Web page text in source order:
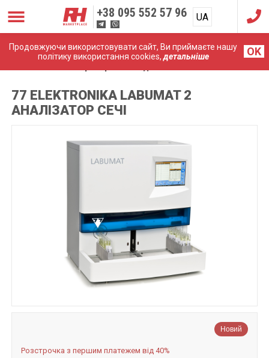
Продовжуючи використовувати сайт, Ви приймаєте нашу
політику використання cookies,детальніше OK
+38 095 552 57 96 UA
RU
77 ELEKTRONIKA LABUMAT 2
АНАЛІЗАТОР СЕЧІ
Новий
Розстрочка з першим платежем від 40%